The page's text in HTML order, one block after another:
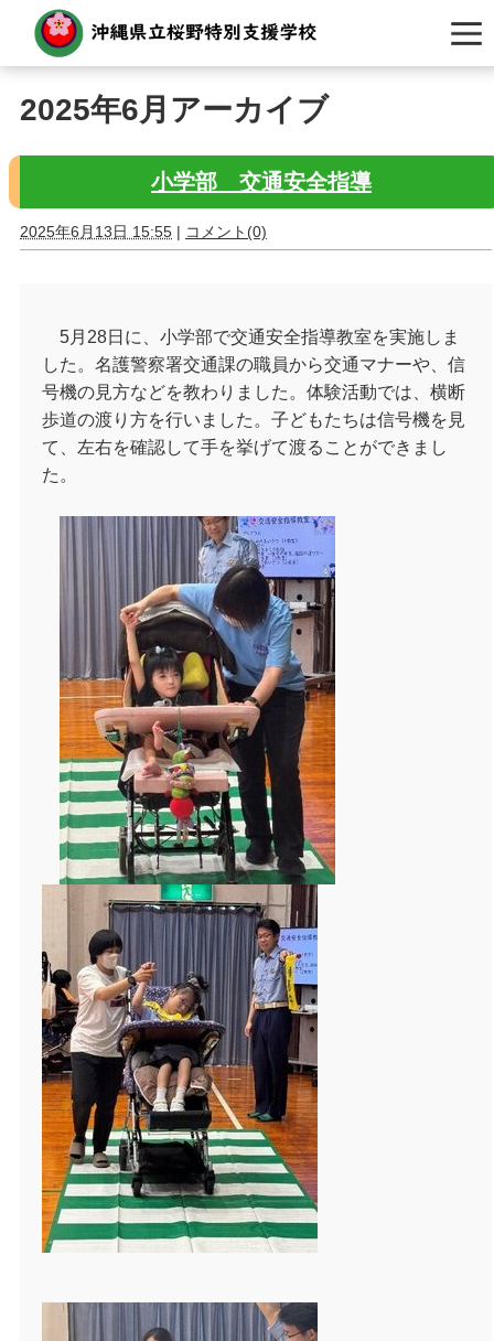
2025年6月アーカイブ
小学部 交通安全指導
2025年6月13日 15:55 | コメント(0)
5月28日に、小学部で交通安全指導教室を実施しま
した。名護警察署交通課の職員から交通マナーや、信
号機の見方などを教わりました。体験活動では、横断
歩道の渡り方を行いました。子どもたちは信号機を見
て、左右を確認して手を挙げて渡ることができまし
た。